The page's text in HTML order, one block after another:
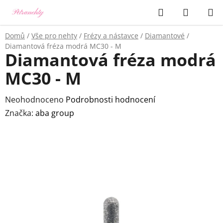
obsah
Hledat
KOŠÍK
Domů / Vše pro nehty / Frézy a nástavce / Diamantové /
Diamantová fréza modrá MC30 - M
Diamantová fréza modrá
MC30 - M
Průměrné
hodnocení
Neohodnoceno Podrobnosti hodnocení
Značka: aba group